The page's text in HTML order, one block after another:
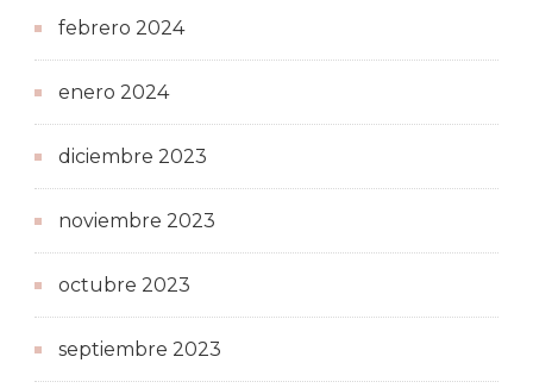
febrero 2024
enero 2024
diciembre 2023
noviembre 2023
octubre 2023
septiembre 2023